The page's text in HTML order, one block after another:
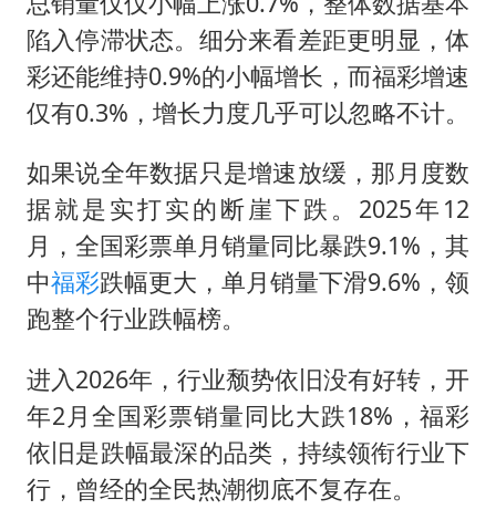
陷入停滞状态。细分来看差距更明显，体
彩还能维持0.9%的小幅增长，而福彩增速
仅有0.3%，增长力度几乎可以忽略不计。
如果说全年数据只是增速放缓，那月度数
据就是实打实的断崖下跌。2025年12
月，全国彩票单月销量同比暴跌9.1%，其
中福彩跌幅更大，单月销量下滑9.6%，领
跑整个行业跌幅榜。
进入2026年，行业颓势依旧没有好转，开
年2月全国彩票销量同比大跌18%，福彩
依旧是跌幅最深的品类，持续领衔行业下
行，曾经的全民热潮彻底不复存在。